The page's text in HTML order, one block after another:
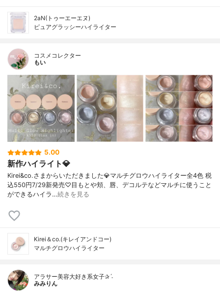
2aN(トゥーエーエヌ)
ピュアグラッシーハイライター
コスメコレクター
もい
5.00
新作ハイライト💎
Kirei&co.さまからいただきました💎マルチグロウハイライター全4色 税
込550円7/29新発売♡目もとや頬、唇、デコルテなどマルチに使うこと
ができるハイラ…続きを見る
Kirei＆co.(キレイアンドコー)
マルチグロウハイライター
アラサー美容大好き系女子✰ˊ˗
みみりん